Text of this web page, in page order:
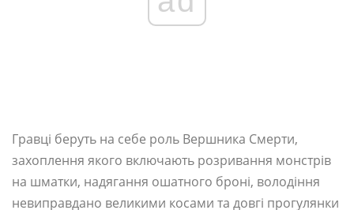
Гравці беруть на себе роль Вершника Смерти,
захоплення якого включають розривання монстрів
на шматки, надягання ошатного броні, володіння
невиправдано великими косами та довгі прогулянки